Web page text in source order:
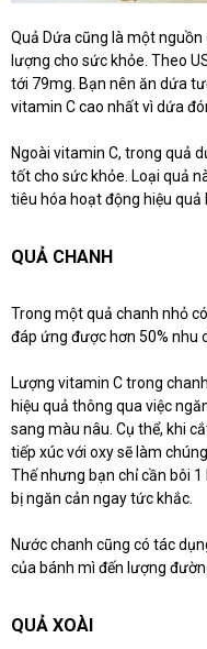
Quả Dứa cũng là một
lượng cho sức khỏe. Theo
tới 79mg. Bạn nên ăn dứa
vitamin C cao nhất vì dứa
Ngoài vitamin C, trong quả
tốt cho sức khỏe. Loại quả
tiêu hóa hoạt động hiệu quả
QUẢ CHANH
Trong một quả chanh nhỏ
đáp ứng được hơn 50% nhu
Lượng vitamin C trong
hiệu quả thông qua việc
sang màu nâu. Cụ thể, khi
tiếp xúc với oxy sẽ làm
Thế nhưng bạn chỉ cần bôi
bị ngăn cản ngay tức khắc.
Nước chanh cũng có tác
của bánh mì đến lượng
QUẢ XOÀI